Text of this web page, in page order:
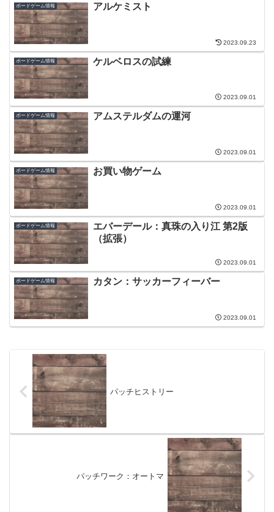
ボードゲーム情報 アルケミスト
2023.09.23
ボードゲーム情報 ケルベロスの試練
2023.09.01
ボードゲーム情報 アムステルダムの運河
2023.09.01
ボードゲーム情報 お買い物ゲーム
2023.09.01
ボードゲーム情報
エバーデール：真珠の入り江 第2版
（拡張）
2023.09.01
ボードゲーム情報 カタン：サッカーフィーバー
2023.09.01
パッチヒストリー
パッチワーク：オートマ